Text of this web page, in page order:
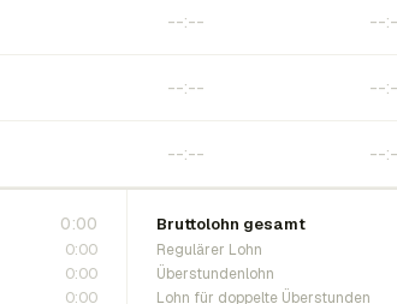
0:00
0:00
0:00
0:00
Bruttolohn gesamt
Regulärer Lohn
Überstundenlohn
Lohn für doppelte Überstunden